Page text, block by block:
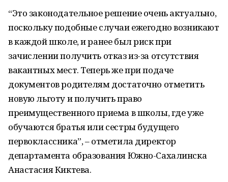
“Это законодательное решение очень актуально,
поскольку подобные случаи ежегодно возникают
в каждой школе, и ранее был риск при
зачислении получить отказ из-за отсутствия
вакантных мест. Теперь же при подаче
документов родителям достаточно отметить
новую льготу и получить право
преимущественного приема в школы, где уже
обучаются братья или сестры будущего
первоклассника”, – отметила директор
департамента образования Южно-Сахалинска
Анастасия Киктева.